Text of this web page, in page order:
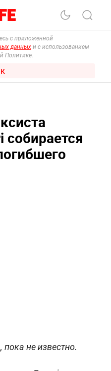
с приложенной
данных и с использованием
Политике.
собирается
не известно.